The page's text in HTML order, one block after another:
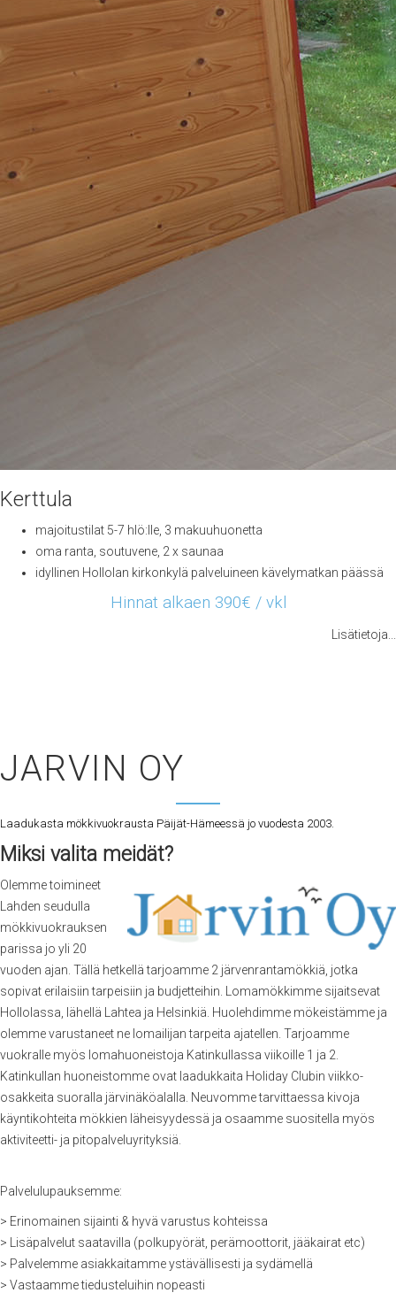
Kerttula
majoitustilat 5-7 hlö:lle, 3 makuuhuonetta
oma ranta, soutuvene, 2 x saunaa
idyllinen Hollolan kirkonkylä palveluineen kävelymatkan päässä
Hinnat alkaen 390€ / vkl
Lisätietoja...
JARVIN OY
Laadukasta mökkivuokrausta Päijät-Hämeessä jo vuodesta 2003.
Miksi valita meidät?
Olemme toimineet
Lahden seudulla
mökkivuokrauksen
parissa jo yli 20
vuoden ajan. Tällä hetkellä tarjoamme 2 järvenrantamökkiä, jotka
sopivat erilaisiin tarpeisiin ja budjetteihin. Lomamökkimme sijaitsevat
Hollolassa, lähellä Lahtea ja Helsinkiä. Huolehdimme mökeistämme ja
olemme varustaneet ne lomailijan tarpeita ajatellen. Tarjoamme
vuokralle myös lomahuoneistoja Katinkullassa viikoille 1 ja 2.
Katinkullan huoneistomme ovat laadukkaita Holiday Clubin viikko-
osakkeita suoralla järvinäköalalla. Neuvomme tarvittaessa kivoja
käyntikohteita mökkien läheisyydessä ja osaamme suositella myös
aktiviteetti- ja pitopalveluyrityksiä.
Palvelulupauksemme:
> Erinomainen sijainti & hyvä varustus kohteissa
> Lisäpalvelut saatavilla (polkupyörät, perämoottorit, jääkairat etc)
> Palvelemme asiakkaitamme ystävällisesti ja sydämellä
> Vastaamme tiedusteluihin nopeasti